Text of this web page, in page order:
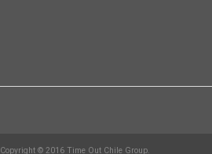
Copyright © 2016 Time Out Chile Group.